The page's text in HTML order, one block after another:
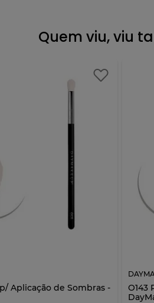
Quem viu, viu
Aplicação de Sombras -
O143